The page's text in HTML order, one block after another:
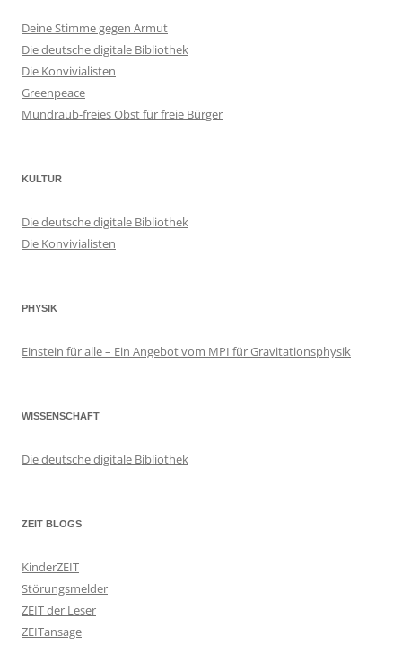
Deine Stimme gegen Armut
Die deutsche digitale Bibliothek
Die Konvivialisten
Greenpeace
Mundraub-freies Obst für freie Bürger
KULTUR
Die deutsche digitale Bibliothek
Die Konvivialisten
PHYSIK
Einstein für alle – Ein Angebot vom MPI für Gravitationsphysik
WISSENSCHAFT
Die deutsche digitale Bibliothek
ZEIT BLOGS
KinderZEIT
Störungsmelder
ZEIT der Leser
ZEITansage